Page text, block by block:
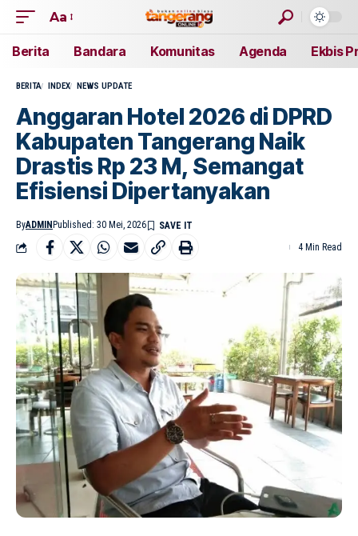
Aa
Berita Bandara Komunitas Agenda Ekbis
BERITA INDEX NEWS UPDATE
Anggaran Hotel 2026 di DPRD
Kabupaten Tangerang Naik
Drastis Rp 23 M, Semangat
Efisiensi Dipertanyakan
ByADMIN Published: 30 Mei, 2026
4 Min Read